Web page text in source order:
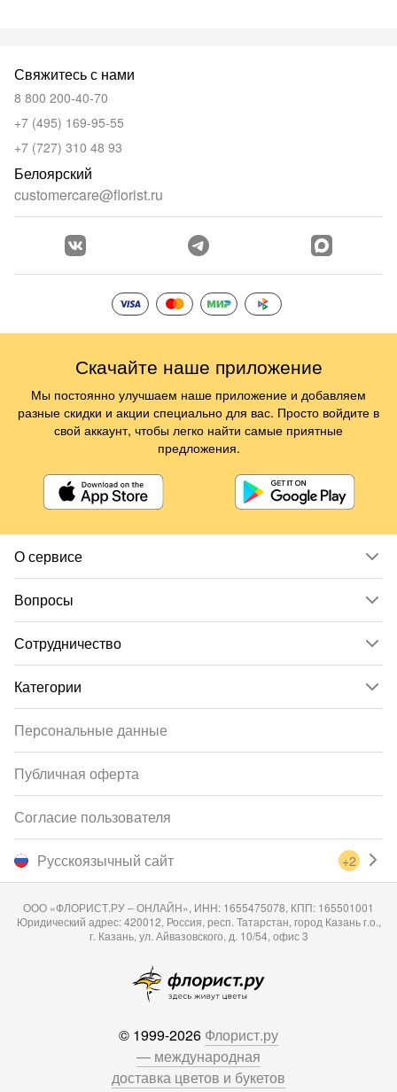
О сервисе
Вопросы
Сотрудничество
Категории
Свяжитесь с нами
8 800 200-40-70
+7 (495) 169-95-55
+7 (727) 310 48 93
Белоярский
customercare@florist.ru
Русскоязычный сайт +2
Персональные данные
Публичная оферта
Согласие пользователя
ООО «ФЛОРИСТ.РУ – ОНЛАЙН», ИНН: 1655475078, КПП: 165501001
Юридический адрес: 420012, Россия, респ. Татарстан, город Казань г.о.,
г. Казань, ул. Айвазовского, д. 10/54, офис 3
© 1999-2026 Флорист.ру
— международная
доставка цветов и букетов
Скачайте наше приложение
Мы постоянно улучшаем наше приложение и добавляем
разные скидки и акции специально для вас. Просто войдите в
свой аккаунт, чтобы легко найти самые приятные
предложения.